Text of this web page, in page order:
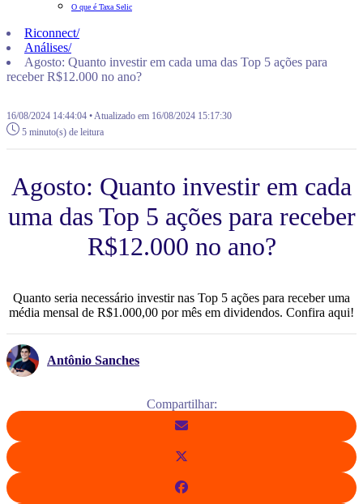
O que é Taxa Selic
Riconnect/
Análises/
Agosto: Quanto investir em cada uma das Top 5 ações para
receber R$12.000 no ano?
16/08/2024 14:44:04 • Atualizado em 16/08/2024 15:17:30
5 minuto(s) de leitura
Agosto: Quanto investir em cada
uma das Top 5 ações para receber
R$12.000 no ano?
Quanto seria necessário investir nas Top 5 ações para receber uma
média mensal de R$1.000,00 por mês em dividendos. Confira aqui!
Antônio Sanches
Compartilhar: